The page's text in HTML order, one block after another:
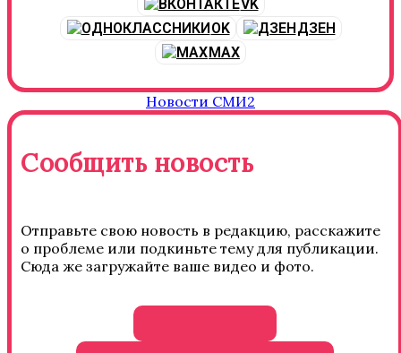
VK
OK
ДЗЕН
MAX
Новости СМИ2
Сообщить новость
Отправьте свою новость в редакцию, расскажите
о проблеме или подкиньте тему для публикации.
Сюда же загружайте ваше видео и фото.